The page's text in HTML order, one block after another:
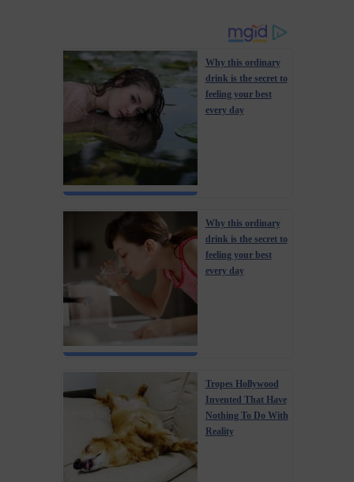
Why this ordinary
drink is the secret to
feeling your best
every day
Why this ordinary
drink is the secret to
feeling your best
every day
Tropes Hollywood
Invented That Have
Nothing To Do With
Reality